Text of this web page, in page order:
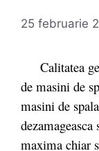
25 februarie
Calitatea
de masini de
masini de
maxima chiar